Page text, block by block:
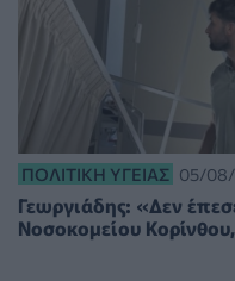
ΠΟΛΙΤΙΚΉ ΥΓΕΊΑΣ 05/08/
Γεωργιάδης: «Δεν
Νοσοκομείου